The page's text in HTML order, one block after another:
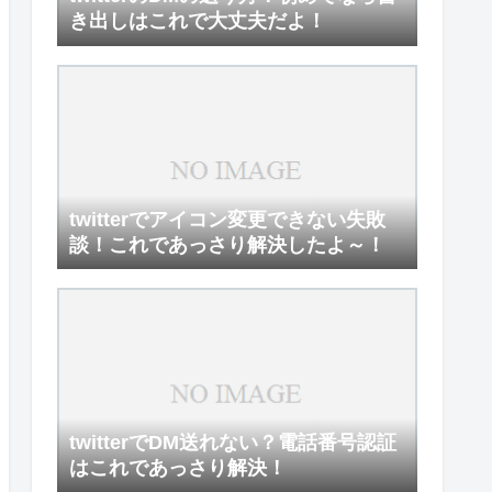
き出しはこれで大丈夫だよ！
twitterでアイコン変更できない失敗
談！これであっさり解決したよ～！
twitterでDM送れない？電話番号認証
はこれであっさり解決！